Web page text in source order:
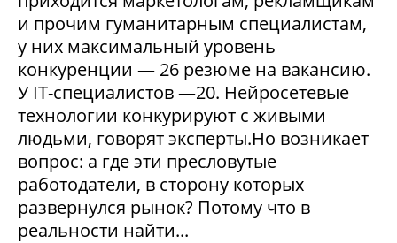
и прочим гуманитарным специалистам,
у них максимальный уровень
конкуренции — 26 резюме на вакансию.
У IT-специалистов —20. Нейросетевые
технологии конкурируют с живыми
людьми, говорят эксперты.Но возникает
вопрос: а где эти пресловутые
работодатели, в сторону которых
развернулся рынок? Потому что в
реальности найти...